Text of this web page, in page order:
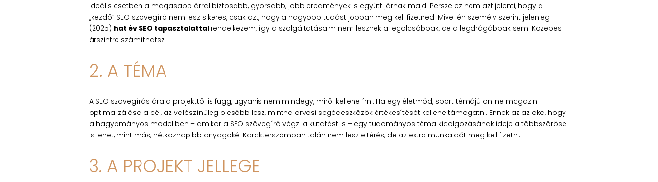
ideális esetben a magasabb árral biztosabb, gyorsabb, jobb eredmények is együtt járnak majd. Persze ez nem azt jelenti, hogy a
„kezdő” SEO szövegíró nem lesz sikeres, csak azt, hogy a nagyobb tudást jobban meg kell fizetned. Mivel én személy szerint jelenleg
(2025) hat év SEO tapasztalattal rendelkezem, így a szolgáltatásaim nem lesznek a legolcsóbbak, de a legdrágábbak sem. Közepes
árszintre számíthatsz.
2. A TÉMA
A SEO szövegírás ára a projekttől is függ, ugyanis nem mindegy, miről kellene írni. Ha egy életmód, sport témájú online magazin
optimalizálása a cél, az valószínűleg olcsóbb lesz, mintha orvosi segédeszközök értékesítését kellene támogatni. Ennek az az oka, hogy
a hagyományos modellben – amikor a SEO szövegíró végzi a kutatást is – egy tudományos téma kidolgozásának ideje a többszöröse
is lehet, mint más, hétköznapibb anyagoké. Karakterszámban talán nem lesz eltérés, de az extra munkaidőt meg kell fizetni.
3. A PROJEKT JELLEGE